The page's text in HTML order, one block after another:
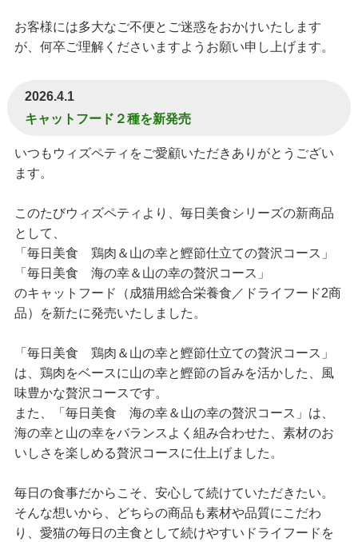
お客様には多大なご不便とご迷惑をおかけいたします
が、何卒ご理解くださいますようお願い申し上げます。
2026.4.1
キャットフード２種を新発売
いつもウィズペティをご愛顧いただきありがとうござい
ます。
このたびウィズペティより、毎日美食シリーズの新商品
として、
「毎日美食 鶏肉＆山の幸と鰹節仕立ての贅沢コース」
「毎日美食 海の幸＆山の幸の贅沢コース」
のキャットフード（成猫用総合栄養食／ドライフード2商
品）を新たに発売いたしました。
「毎日美食 鶏肉＆山の幸と鰹節仕立ての贅沢コース」
は、鶏肉をベースに山の幸と鰹節の旨みを活かした、風
味豊かな贅沢コースです。
また、「毎日美食 海の幸＆山の幸の贅沢コース」は、
海の幸と山の幸をバランスよく組み合わせた、素材のお
いしさを楽しめる贅沢コースに仕上げました。
毎日の食事だからこそ、安心して続けていただきたい。
そんな想いから、どちらの商品も素材や品質にこだわ
り、愛猫の毎日の主食として続けやすいドライフードを